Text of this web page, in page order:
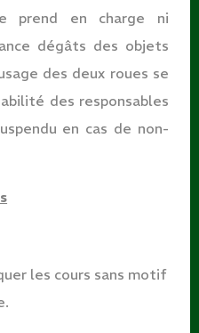
prend en charge ni
dégâts des objets
des deux roues se
des responsables
en cas de non-
les cours sans motif